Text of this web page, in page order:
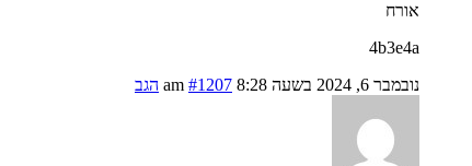
אורח
4b3e4a
נובמבר 6, 2024 בשעה 8:28 am
#1207 הגב